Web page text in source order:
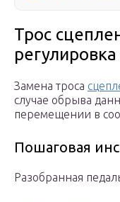
Трос
Замена троса
случае обрыва
перемещении в
Пошаговая
Разобранная